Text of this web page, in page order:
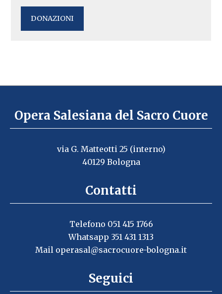
DONAZIONI
Opera Salesiana del Sacro Cuore
via G. Matteotti 25 (interno)
40129 Bologna
Contatti
Telefono 051 415 1766
Whatsapp 351 431 1313
Mail operasal@sacrocuore-bologna.it
Seguici